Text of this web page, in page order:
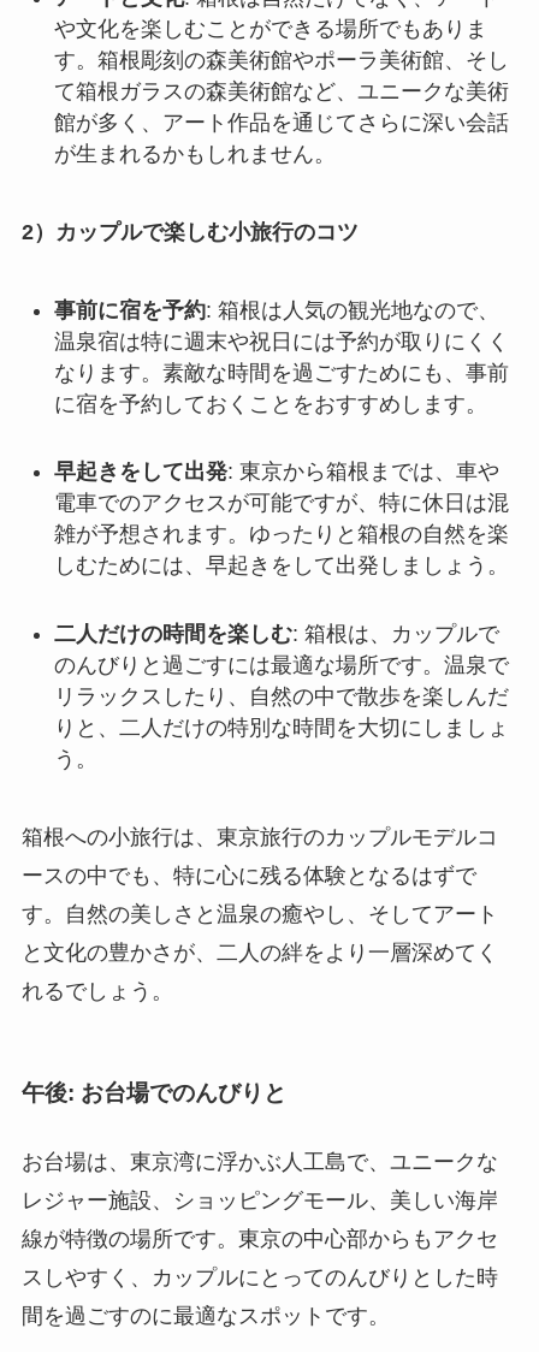
や文化を楽しむことができる場所でもありま
す。箱根彫刻の森美術館やポーラ美術館、そし
て箱根ガラスの森美術館など、ユニークな美術
館が多く、アート作品を通じてさらに深い会話
が生まれるかもしれません。
2）カップルで楽しむ小旅行のコツ
事前に宿を予約: 箱根は人気の観光地なので、
温泉宿は特に週末や祝日には予約が取りにくく
なります。素敵な時間を過ごすためにも、事前
に宿を予約しておくことをおすすめします。
早起きをして出発: 東京から箱根までは、車や
電車でのアクセスが可能ですが、特に休日は混
雑が予想されます。ゆったりと箱根の自然を楽
しむためには、早起きをして出発しましょう。
二人だけの時間を楽しむ: 箱根は、カップルで
のんびりと過ごすには最適な場所です。温泉で
リラックスしたり、自然の中で散歩を楽しんだ
りと、二人だけの特別な時間を大切にしましょ
う。
箱根への小旅行は、東京旅行のカップルモデルコ
ースの中でも、特に心に残る体験となるはずで
す。自然の美しさと温泉の癒やし、そしてアート
と文化の豊かさが、二人の絆をより一層深めてく
れるでしょう。
午後: お台場でのんびりと
お台場は、東京湾に浮かぶ人工島で、ユニークな
レジャー施設、ショッピングモール、美しい海岸
線が特徴の場所です。東京の中心部からもアクセ
スしやすく、カップルにとってのんびりとした時
間を過ごすのに最適なスポットです。